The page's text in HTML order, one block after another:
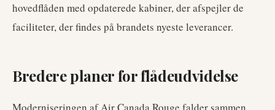
hovedflåden med opdaterede kabiner, der afspejler de
faciliteter, der findes på brandets nyeste leverancer.
Bredere planer for flådeudvidelse